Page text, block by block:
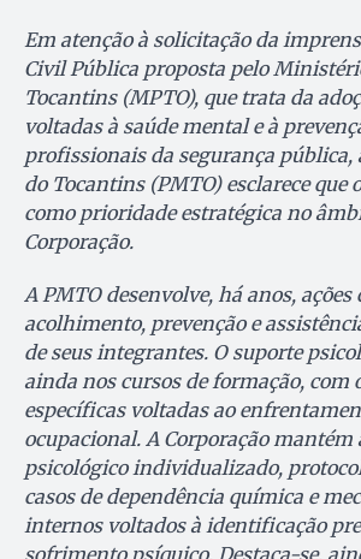
Em atenção à solicitação da
Civil Pública proposta pelo
Tocantins (MPTO), que trata da
voltadas à saúde mental e à
profissionais da segurança
do Tocantins (PMTO) esclarece que
como prioridade estratégica no
Corporação.
A PMTO desenvolve, há anos,
acolhimento, prevenção e
de seus integrantes. O suporte
ainda nos cursos de formação, com
específicas voltadas ao
ocupacional. A Corporação
psicológico individualizado,
casos de dependência química e
internos voltados à identificação
sofrimento psíquico. Destaca-se,